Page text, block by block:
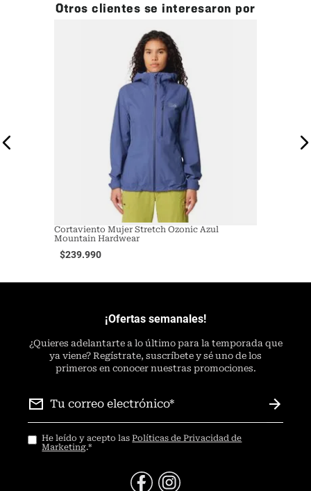
Otros clientes se interesaron por
Cortaviento Mujer Stretch Ozonic Azul
Mountain Hardwear
$239.990
¡Ofertas semanales!
¿Quieres adelantarte a lo último para la temporada que
ya viene? Regístrate, suscríbete y sé uno de los
primeros en conocer nuestras promociones.
He leído y acepto lasPolíticas de Privacidad de
Marketing.*